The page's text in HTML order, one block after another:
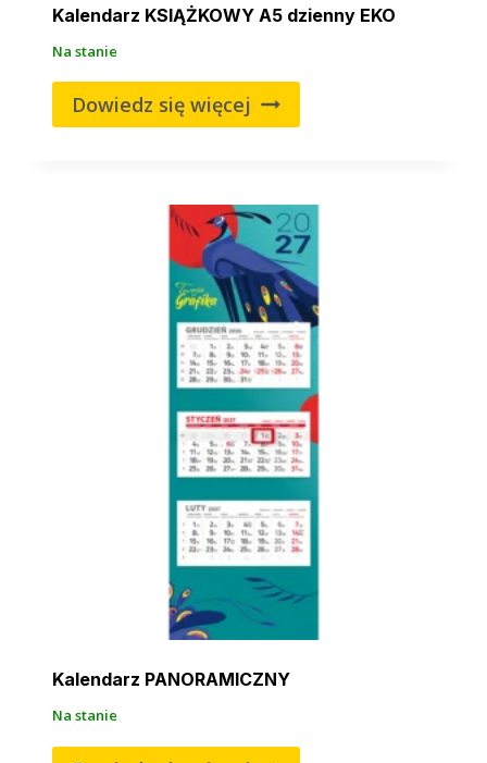
Kalendarz KSIĄŻKOWY A5 dzienny EKO
Na stanie
Dowiedz się więcej
Kalendarz PANORAMICZNY
Na stanie